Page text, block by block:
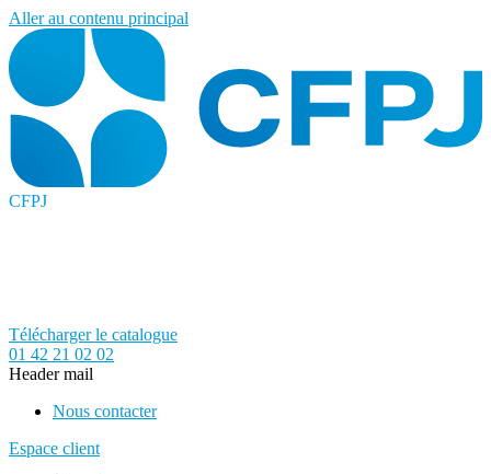
Aller au contenu principal
CFPJ
Télécharger le catalogue
01 42 21 02 02
Header mail
Nous contacter
Espace client